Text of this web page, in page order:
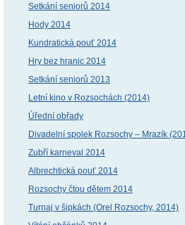
Setkání seniorů 2014
Hody 2014
Kundratická pouť 2014
Hry bez hranic 2014
Setkání seniorů 2013
Letní kino v Rozsochách (2014)
Úřední obřady
Divadelní spolek Rozsochy – Mrazík
Zubří karneval 2014
Albrechtická pouť 2014
Rozsochy čtou dětem 2014
Turnaj v šipkách (Orel Rozsochy, 2014)